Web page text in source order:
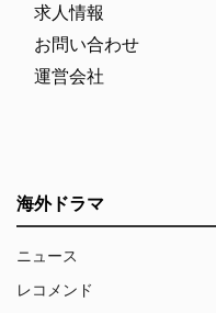
求人情報
お問い合わせ
運営会社
海外ドラマ
ニュース
レコメンド